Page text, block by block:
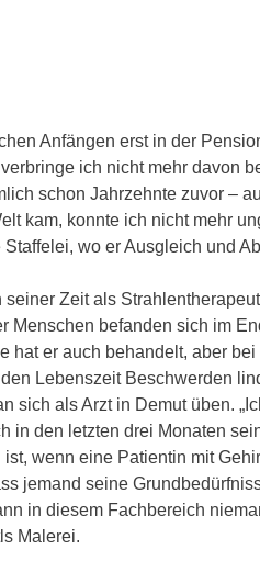
Anfängen erst in der
ich nicht mehr davon
schon Jahrzehnte zuvor –
kam, konnte ich nicht mehr
wo er Ausgleich und
Zeit als
Menschen befanden sich im
hat er auch behandelt, aber
Lebenszeit Beschwerden
sich als Arzt in Demut üben.
in den letzten drei Monaten
wenn eine Patientin mit
jemand seine
in diesem Fachbereich
Malerei.